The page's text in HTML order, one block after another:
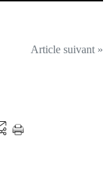
Article suivant »